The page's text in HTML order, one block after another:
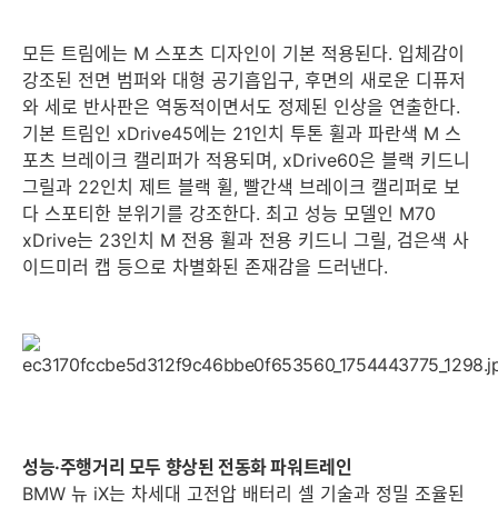
모든 트림에는 M 스포츠 디자인이 기본 적용된다. 입체감이
강조된 전면 범퍼와 대형 공기흡입구, 후면의 새로운 디퓨저
와 세로 반사판은 역동적이면서도 정제된 인상을 연출한다.
기본 트림인 xDrive45에는 21인치 투톤 휠과 파란색 M 스
포츠 브레이크 캘리퍼가 적용되며, xDrive60은 블랙 키드니
그릴과 22인치 제트 블랙 휠, 빨간색 브레이크 캘리퍼로 보
다 스포티한 분위기를 강조한다. 최고 성능 모델인 M70
xDrive는 23인치 M 전용 휠과 전용 키드니 그릴, 검은색 사
이드미러 캡 등으로 차별화된 존재감을 드러낸다.
성능·주행거리 모두 향상된 전동화 파워트레인
BMW 뉴 iX는 차세대 고전압 배터리 셀 기술과 정밀 조율된